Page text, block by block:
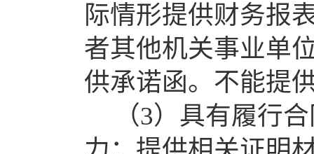
际情形提供财务报
者其他机关事业单
供承诺函。不能提
（3） 具有履行